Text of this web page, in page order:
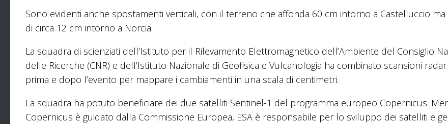
Sono evidenti anche spostamenti verticali, con il terreno che affonda 60 cm intorno a Castelluccio ma
di circa 12 cm intorno a Norcia.
La squadra di scienziati dell’Istituto per il Rilevamento Elettromagnetico dell’Ambiente del Consiglio
delle Ricerche (CNR) e dell’Istituto Nazionale di Geofisica e Vulcanologia ha combinato scansioni
prima e dopo l’evento per mappare i cambiamenti in una scala di centimetri.
La squadra ha potuto beneficiare dei due satelliti Sentinel-1 del programma europeo Copernicus.
Copernicus è guidato dalla Commissione Europea, ESA è responsabile per lo sviluppo dei satelliti e